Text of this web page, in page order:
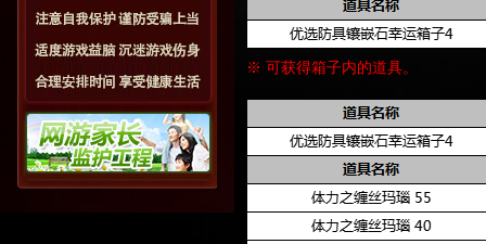
※ 可获得箱子内的道具。